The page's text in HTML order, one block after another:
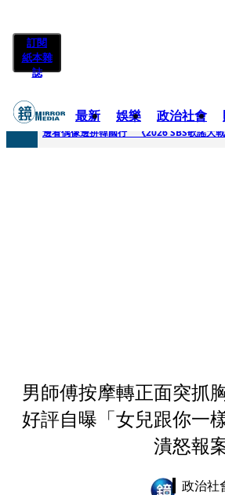
訂閱
紙本雜
誌
最新 娛樂 政治社會
快訊
男師傅按摩轉正面突抓
好評自曝「女兒跟你
潰怒報
政治社